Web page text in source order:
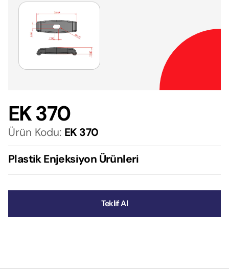
EK 370
Ürün Kodu: EK 370
Plastik Enjeksiyon Ürünleri
Teklif Al